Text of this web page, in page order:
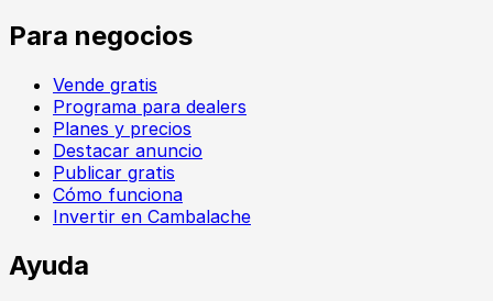
Para negocios
Vende gratis
Programa para dealers
Planes y precios
Destacar anuncio
Publicar gratis
Cómo funciona
Invertir en Cambalache
Ayuda